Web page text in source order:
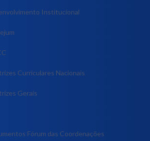
Institucional
Curriculares Nacionais
Gerais
Fórum das Coordenações